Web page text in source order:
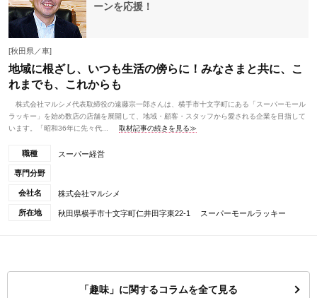
ーンを応援！
[秋田県／車]
地域に根ざし、いつも生活の傍らに！みなさまと共に、こ
れまでも、これからも
株式会社マルシメ代表取締役の遠藤宗一郎さんは、横手市十文字町にある「スーパーモール
ラッキー」を始め数店の店舗を展開して、地域・顧客・スタッフから愛される企業を目指して
います。「昭和36年に先々代...
取材記事の続きを見る≫
職種 スーパー経営
専門分野
会社名 株式会社マルシメ
所在地 秋田県横手市十文字町仁井田字東22-1 スーパーモールラッキー
「趣味」に関するコラムを全て見る